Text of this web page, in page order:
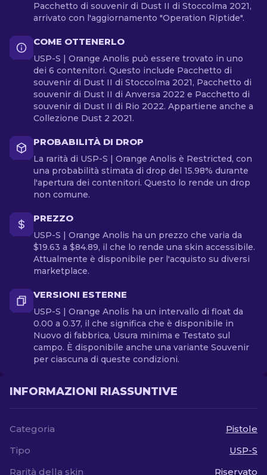
Pacchetto di souvenir di Dust II di Stoccolma 2021,
arrivato con l'aggiornamento "Operation Riptide".
COME OTTENERLO
USP-S | Orange Anolis può essere trovato in uno
dei 6 contenitori. Questo include Pacchetto di
souvenir di Dust II di Stoccolma 2021, Pacchetto di
souvenir di Dust II di Anversa 2022 e Pacchetto di
souvenir di Dust II di Rio 2022. Appartiene anche a
Collezione Dust 2 2021.
PROBABILITÀ DI DROP
La rarità di USP-S | Orange Anolis è Restricted, con
una probabilità stimata di drop del 15.98% durante
l'apertura dei contenitori. Questo lo rende un drop
non comune.
PREZZO
USP-S | Orange Anolis ha un prezzo che varia da
$19.63 a $84.89, il che lo rende una skin accessibile.
Attualmente è disponibile per l'acquisto su diversi
marketplace.
VERSIONI ESTERNE
USP-S | Orange Anolis ha un intervallo di float da
0.00 a 0.37, il che significa che è disponibile in
Nuovo di fabbrica, Usura minima e Testato sul
campo. È disponibile anche una variante Souvenir
per ciascuna di queste condizioni.
INFORMAZIONI RIASSUNTIVE
Categoria
Pistole
Tipo
USP-S
Rarità della skin
Riservato